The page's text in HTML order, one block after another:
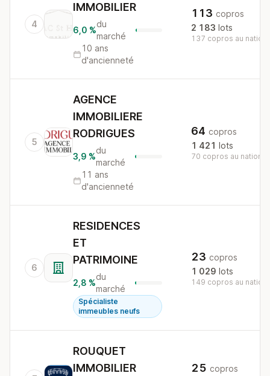
4
IMMOBILIER
6,0 %
du
marché
10 ans
d'ancienneté
113 copros
2 183 lots
137 copros au
5
AGENCE
IMMOBILIERE
RODRIGUES
3,9 %
du
marché
11 ans
d'ancienneté
64 copros
1 421 lots
70 copros au national
6
RESIDENCES
ET
PATRIMOINE
2,8 %
du
marché
Spécialiste
immeubles neufs
23 copros
1 029 lots
149 copros au
ROUQUET
IMMOBILIER
25 copros